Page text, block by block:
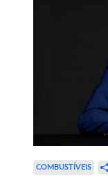
COMBUSTÍVEIS